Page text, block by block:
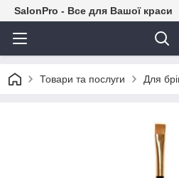
SalonPro - Все для Вашої краси
Товари та послуги Для